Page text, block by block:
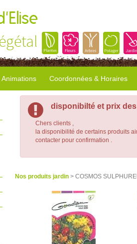
Animations Coordonnées & Horaires
disponibilté et prix
Chers clients ,
la disponibilité de certains produits
contacter pour confirmation .
Nos produits jardin > COSMOS